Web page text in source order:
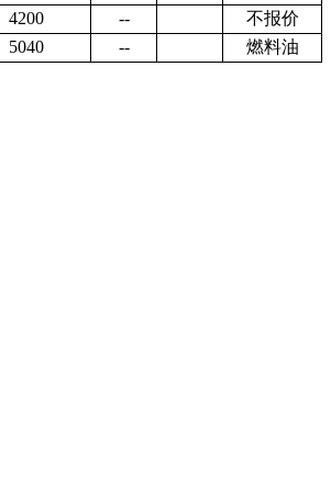
4200 --
不报价
5040 -- 燃料油